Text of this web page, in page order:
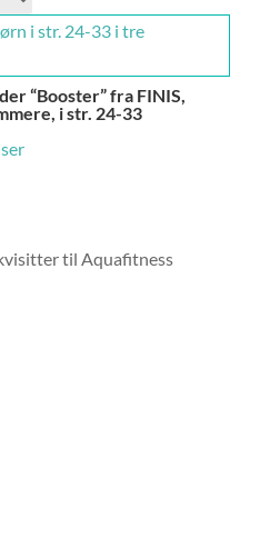
“Booster” fra FINIS,
i str. 24-33
til Aquafitness